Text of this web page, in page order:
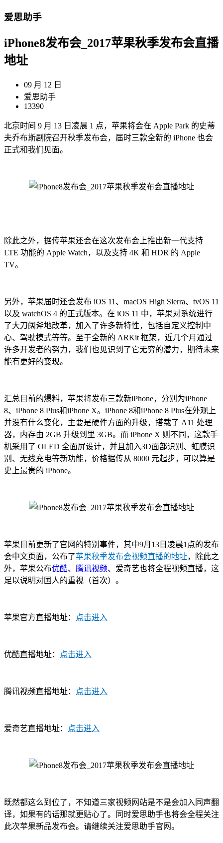
爱思助手
iPhone8发布会_2017苹果秋季发布会直播
地址
09 月 12 日
爱思助手
13390
北京时间 9 月 13 日凌晨 1 点，苹果将会在 Apple Park 的史蒂
夫乔布斯剧院召开秋季发布会，届时三款全新的 iPhone 也会
正式和我们见面。
除此之外，据传苹果还会在这次发布会上推出新一代支持
LTE 功能的 Apple Watch，以及支持 4K 和 HDR 的 Apple
TV。
另外，苹果届时还会发布 iOS 11、macOS High Sierra、tvOS 11
以及 watchOS 4 的正式版本。在 iOS 11 中，苹果对系统进行
了大刀阔斧地改革，加入了许多新特性，包括自定义控制中
心、驾驶模式等等。至于全新的 ARKit 框架，近几个月通过
许多开发者的努力，我们也见识到了它无穷的潜力，期待未来
能有更好的变现。
汇总目前的爆料，苹果将发布三款新iPhone，分别为iPhone
8、iPhone 8 Plus和iPhone X。iPhone 8和iPhone 8 Plus在外观上
并没有什么变化，主要是硬件方面的升级，搭载了 A11 处理
器，内存由 2GB 升级到里 3GB。而 iPhone X 则不同，这款手
机采用了 OLED 全面屏设计，并且加入3D面部识别、虹膜识
别、无线充电等新功能，价格据传从 8000 元起步，可以算是
史上最贵的 iPhone。
苹果目前更新了官网的特别事件，其中9月13日凌晨1点的发布
会中文页面，公布了苹果秋季发布会视频直播的地址，除此之
外，苹果公布优酷、 腾讯视频、爱奇艺也将全程视频直播，这
足以说明对国人的重视（首次）。
苹果官方直播地址： 点击进入
优酷直播地址： 点击进入
腾讯视频直播地址： 点击进入
爱奇艺直播地址： 点击进入
既然都这么到位了，不知道三家视频网站是不是会加入同声翻
译，如果有的话那就更贴心了。同时爱思助手也将会全程关注
此次苹果新品发布会。请继续关注爱思助手官网。